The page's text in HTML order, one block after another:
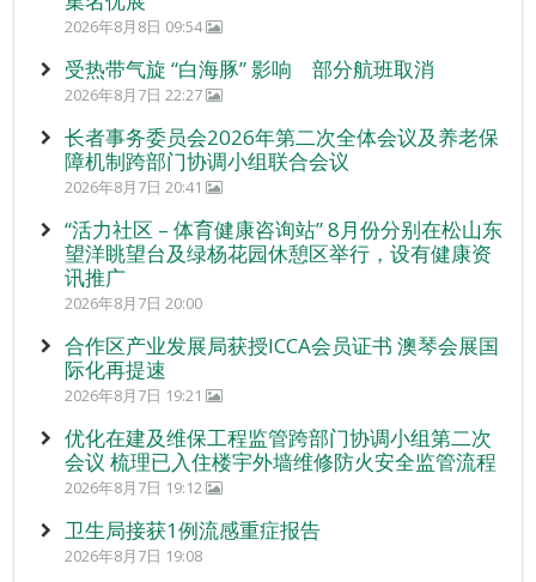
2026年8月8日 09:54
受热带气旋 “白海豚” 影响 部分航班取消
2026年8月7日 22:27
长者事务委员会2026年第二次全体会议及养老保
障机制跨部门协调小组联合会议
2026年8月7日 20:41
“活力社区 – 体育健康咨询站” 8月份分别在松山东
望洋眺望台及绿杨花园休憩区举行，设有健康资
讯推广
2026年8月7日 20:00
合作区产业发展局获授ICCA会员证书 澳琴会展国
际化再提速
2026年8月7日 19:21
优化在建及维保工程监管跨部门协调小组第二次
会议 梳理已入住楼宇外墙维修防火安全监管流程
2026年8月7日 19:12
卫生局接获1例流感重症报告
2026年8月7日 19:08